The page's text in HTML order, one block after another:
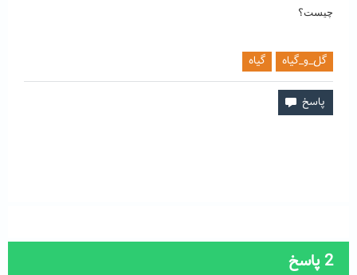
چیست؟
گل_و_گیاه گیاه
2پاسخ